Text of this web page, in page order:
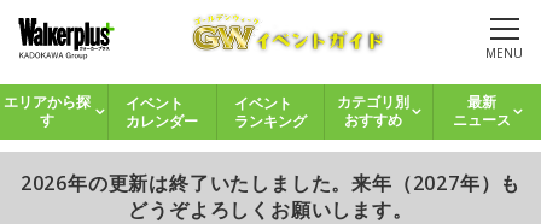
MENU
エリアから探
す
イベント
カレンダー
イベント
ランキング
カテゴリ別
おすすめ
最新
ニュース
2026年の更新は終了いたしました。来年（2027年）も
どうぞよろしくお願いします。